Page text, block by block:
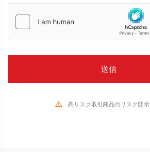
高リスク取引商品のリスク開示